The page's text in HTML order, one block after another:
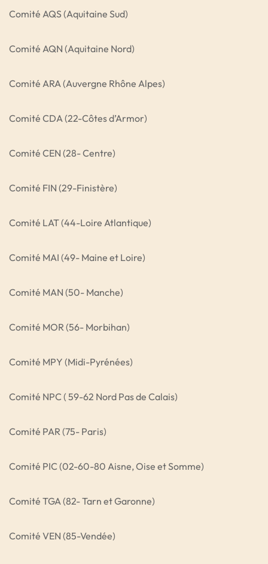
Comité AQS (Aquitaine Sud)
Comité AQN (Aquitaine Nord)
Comité ARA (Auvergne Rhône Alpes)
Comité CDA (22-Côtes d’Armor)
Comité CEN (28- Centre)
Comité FIN (29-Finistère)
Comité LAT (44-Loire Atlantique)
Comité MAI (49- Maine et Loire)
Comité MAN (50- Manche)
Comité MOR (56- Morbihan)
Comité MPY (Midi-Pyrénées)
Comité NPC ( 59-62 Nord Pas de Calais)
Comité PAR (75- Paris)
Comité PIC (02-60-80 Aisne, Oise et Somme)
Comité TGA (82- Tarn et Garonne)
Comité VEN (85-Vendée)